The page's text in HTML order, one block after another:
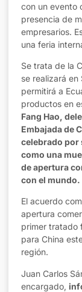
con un evento
presencia de
empresarios.
una feria
Se trata de la
se realizará
permitirá a
productos en
Fang Hao,
Embajada de
celebrado por
como una
de apertura
con el mundo.
El acuerdo
apertura
primer tratado
para China
región.
Juan Carlos
encargado,